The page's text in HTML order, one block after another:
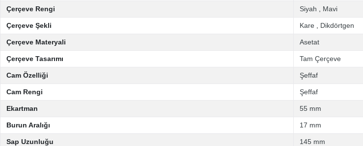
Çerçeve Rengi Siyah Mavi
Çerçeve Şekli Kare Dikdörtgen
Çerçeve Materyali Asetat
Çerçeve Tasarımı Tam Çerçeve
Cam Özelliği Şeffaf
Cam Rengi Şeffaf
Ekartman 55 mm
Burun Aralığı 17 mm
Sap Uzunluğu 145 mm